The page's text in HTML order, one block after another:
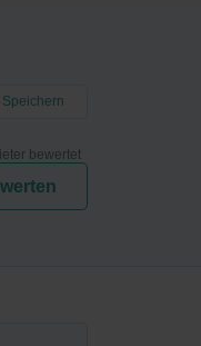
Speichern
bewertet